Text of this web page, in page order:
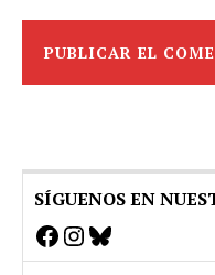
SÍGUENOS EN
Facebook
Instagram
Bluesky